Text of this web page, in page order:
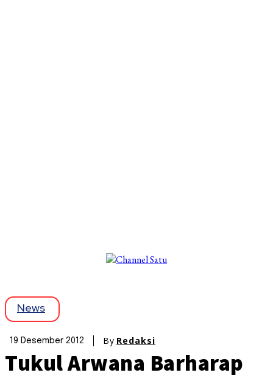
News
19 Desember 2012 By Redaksi
Tukul Arwana Barharap